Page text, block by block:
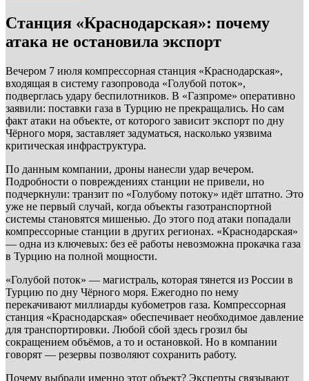
Станция «Краснодарская»: почему
атака не остановила экспорт
Вечером 7 июля компрессорная станция «Краснодарская»,
входящая в систему газопровода «Голубой поток»,
подверглась удару беспилотников. В «Газпроме» оперативно
заявили: поставки газа в Турцию не прекращались. Но сам
факт атаки на объекте, от которого зависит экспорт по дну
Чёрного моря, заставляет задуматься, насколько уязвима
критическая инфраструктура.
По данным компании, дроны нанесли удар вечером.
Подробности о повреждениях станции не привели, но
подчеркнули: транзит по «Голубому потоку» идёт штатно. Это
уже не первый случай, когда объекты газотранспортной
системы становятся мишенью. До этого под атаки попадали
компрессорные станции в других регионах. «Краснодарская»
— одна из ключевых: без её работы невозможна прокачка газа
в Турцию на полной мощности.
«Голубой поток» — магистраль, которая тянется из России в
Турцию по дну Чёрного моря. Ежегодно по нему
перекачивают миллиарды кубометров газа. Компрессорная
станция «Краснодарская» обеспечивает необходимое давление
для транспортировки. Любой сбой здесь грозил бы
сокращением объёмов, а то и остановкой. Но в компании
говорят — резервы позволяют сохранить работу.
Почему выбрали именно этот объект? Эксперты связывают